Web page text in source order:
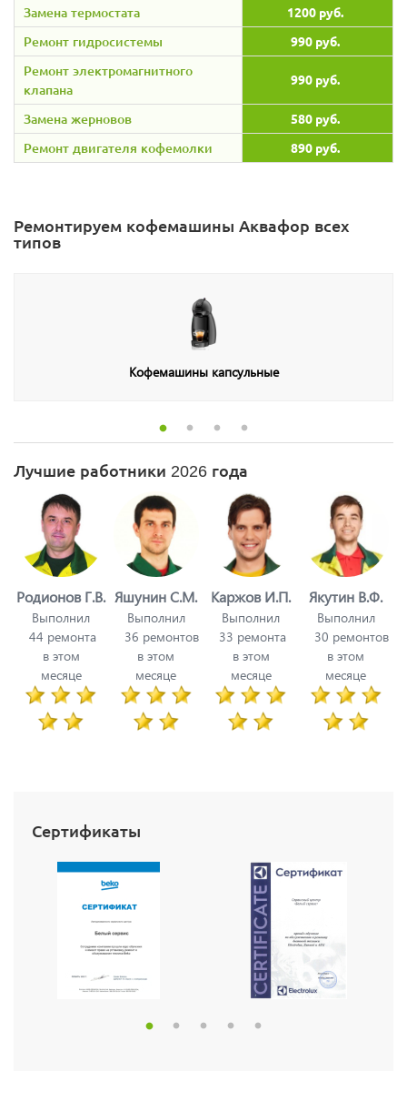
Замена термостата 1200 руб.
Ремонт гидросистемы 990 руб.
Ремонт электромагнитного
клапана
990 руб.
Замена жерновов 580 руб.
Ремонт двигателя кофемолки 890 руб.
Ремонтируем кофемашины Аквафор всех
типов
Кофемашины капсульные
Лучшие работники 2026 года
Родионов Г.В.
Выполнил
44 ремонта
в этом
месяце
Яшунин С.М.
Выполнил
36 ремонтов
в этом
месяце
Каржов И.П.
Выполнил
33 ремонта
в этом
месяце
Якутин В.Ф.
Выполнил
30 ремонтов
в этом
месяце
Сертификаты